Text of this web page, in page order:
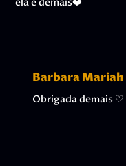
ela é demais❤️
Barbara Mariah
Obrigada demais ♡